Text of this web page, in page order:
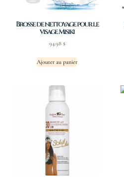
Brosse de nettoyage pour le
visage Misiki
94.98 $
Ajouter au panier